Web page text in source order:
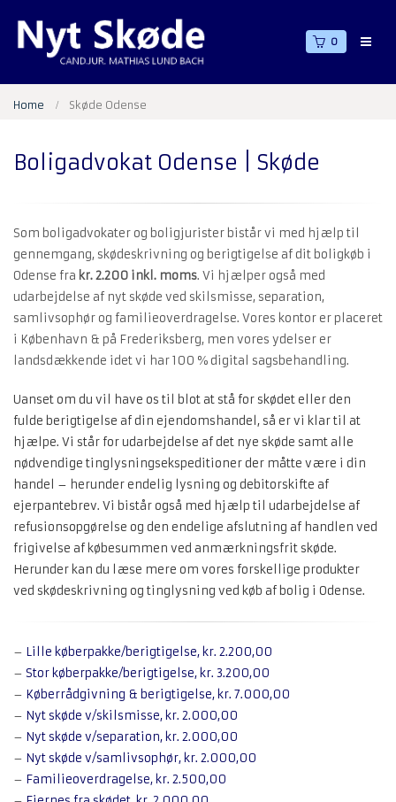
0
Home Skøde Odense
Boligadvokat Odense | Skøde
Som boligadvokater og boligjurister bistår vi med hjælp til
gennemgang, skødeskrivning og berigtigelse af dit boligkøb i
Odense fra kr. 2.200 inkl. moms. Vi hjælper også med
udarbejdelse af nyt skøde ved skilsmisse, separation,
samlivsophør og familieoverdragelse. Vores kontor er placeret
i København & på Frederiksberg, men vores ydelser er
landsdækkende idet vi har 100 % digital sagsbehandling.
Uanset om du vil have os til blot at stå for skødet eller den
fulde berigtigelse af din ejendomshandel, så er vi klar til at
hjælpe. Vi står for udarbejdelse af det nye skøde samt alle
nødvendige tinglysningsekspeditioner der måtte være i din
handel – herunder endelig lysning og debitorskifte af
ejerpantebrev. Vi bistår også med hjælp til udarbejdelse af
refusionsopgørelse og den endelige afslutning af handlen ved
frigivelse af købesummen ved anmærkningsfrit skøde.
Herunder kan du læse mere om vores forskellige produkter
ved skødeskrivning og tinglysning ved køb af bolig i Odense.
– Lille køberpakke/berigtigelse, kr. 2.200,00
– Stor køberpakke/berigtigelse, kr. 3.200,00
– Køberrådgivning & berigtigelse, kr. 7.000,00
– Nyt skøde v/skilsmisse, kr. 2.000,00
– Nyt skøde v/separation, kr. 2.000,00
– Nyt skøde v/samlivsophør, kr. 2.000,00
– Familieoverdragelse, kr. 2.500,00